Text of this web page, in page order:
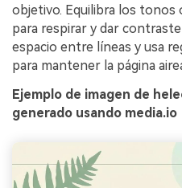
objetivo. Equilibra los tonos
para respirar y dar contraste
espacio entre líneas y usa
para mantener la página
Ejemplo de imagen de
generado usando media.io